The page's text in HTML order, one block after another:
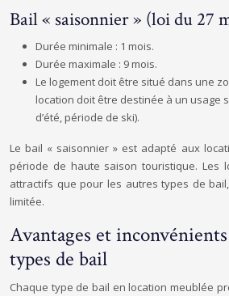
Bail « saisonnier » (loi du 27
Durée minimale : 1 mois.
Durée maximale : 9 mois.
Le logement doit être situé dans une
location doit être destinée à un usage
d’été, période de ski).
Le bail « saisonnier » est adapté aux
période de haute saison touristique. Les
attractifs que pour les autres types de
limitée.
Avantages et
types de bail
Chaque type de bail en location meublée